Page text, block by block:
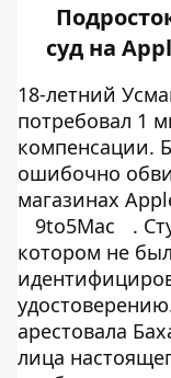
суд на
18-летний
потребовал 1
компенсации.
ошибочно
магазинах
9to5Mac
.
котором не
арестовала
лица